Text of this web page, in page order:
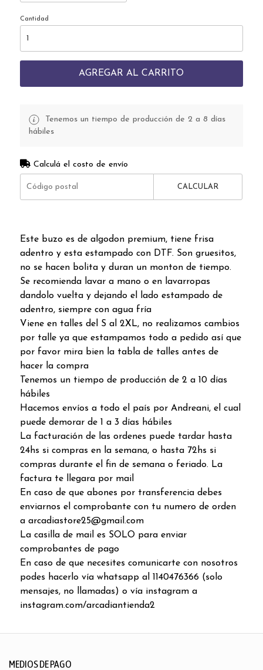
Cantidad
AGREGAR AL CARRITO
Tenemos un tiempo de producción de 2 a 8 días
hábiles
Calculá el costo de envío
CALCULAR
Este buzo es de algodon premium, tiene frisa
adentro y esta estampado con DTF. Son gruesitos,
no se hacen bolita y duran un monton de tiempo.
Se recomienda lavar a mano o en lavarropas
dandolo vuelta y dejando el lado estampado de
adentro, siempre con agua fría
Viene en talles del S al 2XL, no realizamos cambios
por talle ya que estampamos todo a pedido así que
por favor mira bien la tabla de talles antes de
hacer la compra
Tenemos un tiempo de producción de 2 a 10 días
hábiles
Hacemos envíos a todo el país por Andreani, el cual
puede demorar de 1 a 3 días hábiles
La facturación de las ordenes puede tardar hasta
24hs si compras en la semana, o hasta 72hs si
compras durante el fin de semana o feriado. La
factura te llegara por mail
En caso de que abones por transferencia debes
enviarnos el comprobante con tu numero de orden
a arcadiastore25@gmail.com
La casilla de mail es SOLO para enviar
comprobantes de pago
En caso de que necesites comunicarte con nosotros
podes hacerlo vía whatsapp al 1140476366 (solo
mensajes, no llamadas) o vía instagram a
instagram.com/arcadiantienda2
MEDIOS DE PAGO